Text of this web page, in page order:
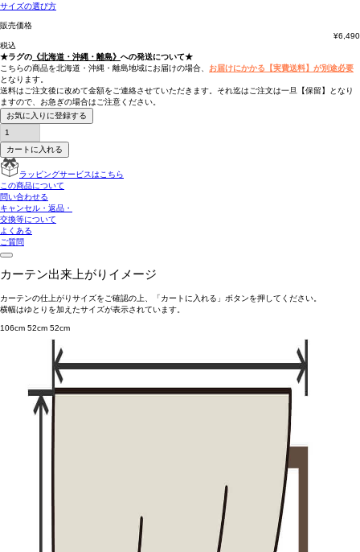
サイズの選び方
販売価格
¥6,490
税込
★ラグの 《北海道・沖縄・離島》 への発送について★
こちらの商品を北海道・沖縄・離島地域にお届けの場合、 お届けにかかる【実費送料】が別途必要
となります。
送料はご注文後に改めて金額をご連絡させていただきます。それ迄はご注文は一旦【保留】となり
ますので、お急ぎの場合はご注意ください。
お気に入りに登録する
カートに入れる
ラッピングサービスはこちら
この商品について
問い合わせる
キャンセル・返品・
交換等について
よくある
ご質問
カーテン出来上がりイメージ
カーテンの仕上がりサイズをご確認の上、「カートに入れる」ボタンを押してください。
横幅はゆとりを加えたサイズが表示されています。
106cm 52cm 52cm